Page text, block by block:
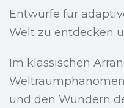
Entwürfe für
Welt zu entdecken
Im klassischen
und den Wundern